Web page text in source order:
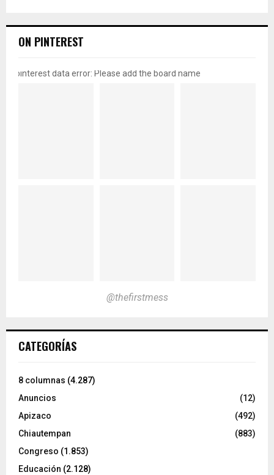
ON PINTEREST
pinterest data error: Please add the board name
@thefirstmess
CATEGORÍAS
8 columnas (4.287)
Anuncios
(12)
Apizaco
(492)
Chiautempan
(883)
Congreso (1.853)
Educación (2.128)